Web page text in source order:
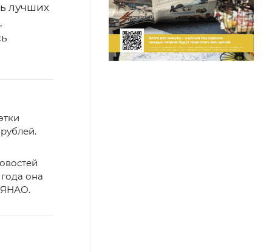
лучших
она
ЯНАО.